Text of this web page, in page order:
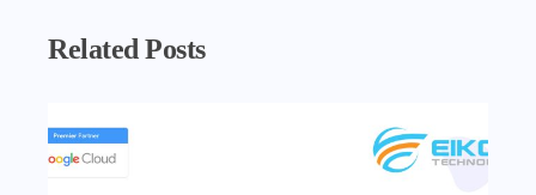
Related Posts